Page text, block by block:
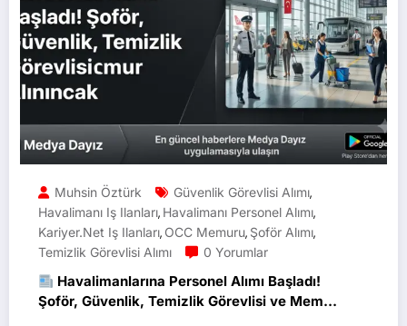
Muhsin Öztürk Güvenlik Görevlisi Alımı,
Havalimanı Iş Ilanları, Havalimanı Personel Alımı,
Kariyer.net Iş Ilanları, OCC Memuru, Şoför Alımı,
Temizlik Görevlisi Alımı
0 Yorumlar
Havalimanlarına Personel Alımı Başladı!
Şoför, Güvenlik, Temizlik Görevlisi ve Memur